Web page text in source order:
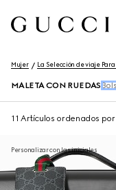
Mujer La Selección de viaje
MALETA CON RUEDAS
11 Artículos ordenados por
Personalizar con las iniciales